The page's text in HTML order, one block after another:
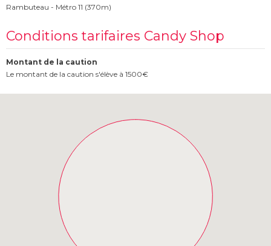
Rambuteau - Métro 11 (370m)
Conditions tarifaires Candy Shop
Montant de la caution
Le montant de la caution s'élève à 1500€